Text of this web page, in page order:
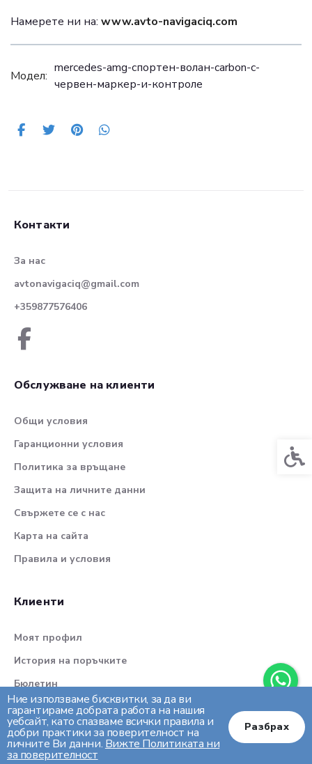
Намерете ни на: www.avto-navigaciq.com
Модел:
mercedes-amg-спортен-волан-carbon-с-
червен-маркер-и-контроле
Ние използваме бисквитки, за да ви
гарантираме добрата работа на нашия
уебсайт, като спазваме всички правила и
добри практики за поверителност на
личните Ви данни. Вижте Политиката ни
за поверителност
Разбрах
Контакти
За нас
avtonavigaciq@gmail.com
+359877576406
Обслужване на клиенти
Общи условия
Гаранционни условия
Политика за връщане
Защита на личните данни
Свържете се с нас
Карта на сайта
Правила и условия
Клиенти
Моят профил
История на поръчките
Бюлетин